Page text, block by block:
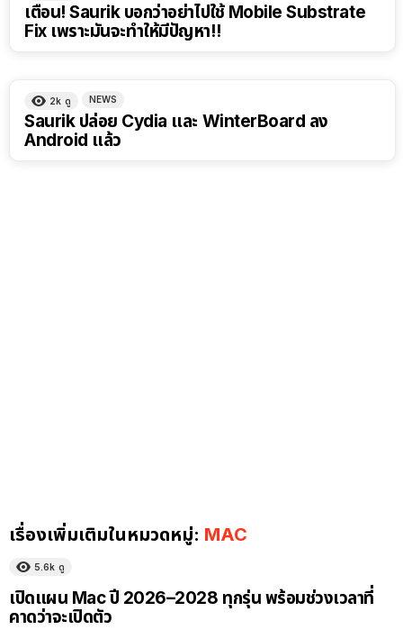
เตือน! Saurik บอกว่าอย่าไปใช้ Mobile Substrate
Fix เพราะมันจะทำให้มีปัญหา!!
2k ดู NEWS
Saurik ปล่อย Cydia และ WinterBoard ลง
Android แล้ว
เรื่องเพิ่มเติมในหมวดหมู่: MAC
5.6k ดู
เปิดแผน Mac ปี 2026–2028 ทุกรุ่น พร้อมช่วงเวลาที่
คาดว่าจะเปิดตัว